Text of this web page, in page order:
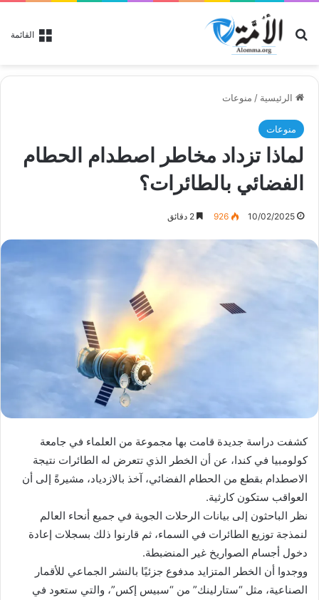
القائمة بحث عن
الرئيسية / منوعات
منوعات
لماذا تزداد مخاطر اصطدام الحطام
الفضائي بالطائرات؟
10/02/2025
926
كشفت دراسة جديدة قامت بها مجموعة من العلماء في جامعة
كولومبيا في كندا، عن أن الخطر الذي تتعرض له الطائرات نتيجة
الاصطدام بقطع من الحطام الفضائي، آخذ بالازدياد، مشيرةً إلى أن
العواقب ستكون كارثية.
نظر الباحثون إلى بيانات الرحلات الجوية في جميع أنحاء العالم
لنمذجة توزيع الطائرات في السماء، ثم قارنوا ذلك بسجلات إعادة
دخول أجسام الصواريخ غير المنضبطة.
ووجدوا أن الخطر المتزايد مدفوع جزئيًا بالنشر الجماعي للأقمار
الصناعية، مثل “ستارلينك” من “سبيس إكس”، والتي ستعود في